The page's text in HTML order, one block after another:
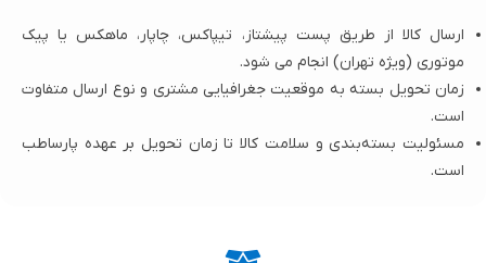
ارسال کالا از طریق پست پیشتاز، تیپاکس، چاپار، ماهکس یا پیک
موتوری (ویژه تهران) انجام می‌ شود.
زمان تحویل بسته به موقعیت جغرافیایی مشتری و نوع ارسال متفاوت
است.
مسئولیت بسته‌بندی و سلامت کالا تا زمان تحویل بر عهده پارساطب
است.